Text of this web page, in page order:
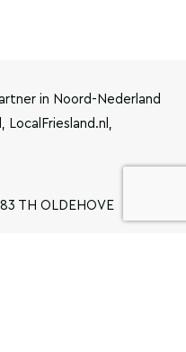
in Noord-Nederland
LocalFriesland.nl,
TH OLDEHOVE